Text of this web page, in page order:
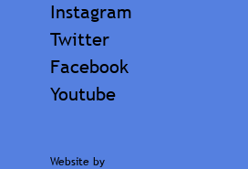
Instagram
Twitter
Facebook
Youtube
Website by